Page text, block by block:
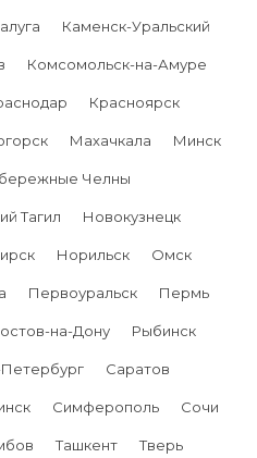
Каменск-Уральский
Комсомольск-на-Амуре
Красноярск
Махачкала Минск
Челны
Тагил Новокузнецк
Норильск Омск
Первоуральск Пермь
на-Дону Рыбинск
Саратов
Симферополь Сочи
Ташкент Тверь